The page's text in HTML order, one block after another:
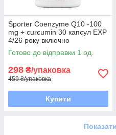
Sporter Coenzyme Q10 -100
mg + curcumin 30 капсул EXP
4/26 року включно
Готово до відправки 1 од.
298 ₴/упаковка
459 ₴/упаковка
Купити